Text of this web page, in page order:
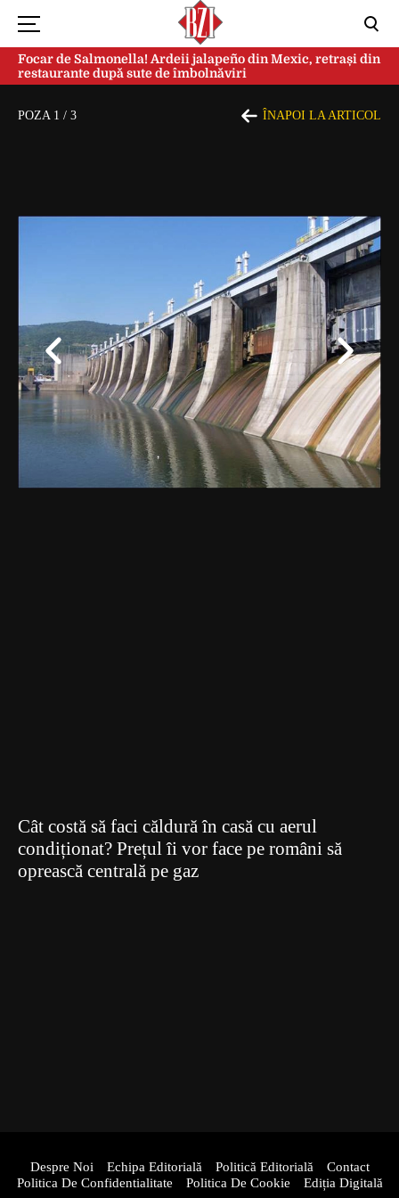
Focar de Salmonella! Ardeii jalapeño din Mexic, retrași din
restaurante după sute de îmbolnăviri
POZA 1 / 3 ÎNAPOI LA ARTICOL
Cât costă să faci căldură în casă cu aerul
condiționat? Prețul îi vor face pe români să
oprească centrală pe gaz
Despre Noi Echipa Editorială Politică Editorială
Contact
Politica De Confidentialitate
Politica De Cookie Ediția Digitală